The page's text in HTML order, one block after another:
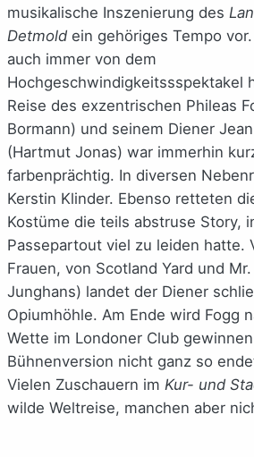
musikalische Inszenierung des
Detmold ein gehöriges Tempo
auch immer von dem
Hochgeschwindigkeitssspektakel
Reise des exzentrischen Phileas
Bormann) und seinem Diener
(Hartmut Jonas) war immerhin
farbenprächtig. In diversen
Kerstin Klinder. Ebenso retteten
Kostüme die teils abstruse Story,
Passepartout viel zu leiden hatte.
Frauen, von Scotland Yard und
Junghans) landet der Diener
Opiumhöhle. Am Ende wird Fogg
Wette im Londoner Club
Bühnenversion nicht ganz so
Vielen Zuschauern im Kur- und
wilde Weltreise, manchen aber